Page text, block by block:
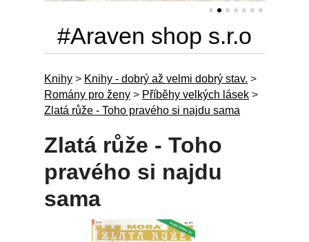
#Araven shop s.r.o
Knihy > Knihy - dobrý až velmi dobrý stav. >
Romány pro ženy > Příběhy velkých lásek >
Zlatá růže - Toho pravého si najdu sama
Zlatá růže - Toho
pravého si najdu
sama